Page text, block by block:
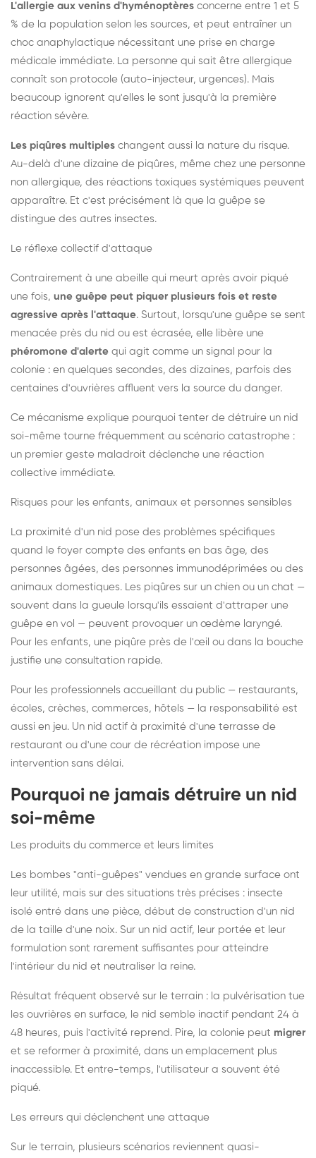
L'allergie aux venins d'hyménoptères concerne entre 1 et 5
% de la population selon les sources, et peut entraîner un
choc anaphylactique nécessitant une prise en charge
médicale immédiate. La personne qui sait être allergique
connaît son protocole (auto-injecteur, urgences). Mais
beaucoup ignorent qu'elles le sont jusqu'à la première
réaction sévère.
Les piqûres multiples changent aussi la nature du risque.
Au-delà d'une dizaine de piqûres, même chez une personne
non allergique, des réactions toxiques systémiques peuvent
apparaître. Et c'est précisément là que la guêpe se
distingue des autres insectes.
Le réflexe collectif d'attaque
Contrairement à une abeille qui meurt après avoir piqué
une fois, une guêpe peut piquer plusieurs fois et reste
agressive après l'attaque. Surtout, lorsqu'une guêpe se sent
menacée près du nid ou est écrasée, elle libère une
phéromone d'alerte qui agit comme un signal pour la
colonie : en quelques secondes, des dizaines, parfois des
centaines d'ouvrières affluent vers la source du danger.
Ce mécanisme explique pourquoi tenter de détruire un nid
soi-même tourne fréquemment au scénario catastrophe :
un premier geste maladroit déclenche une réaction
collective immédiate.
Risques pour les enfants, animaux et personnes sensibles
La proximité d'un nid pose des problèmes spécifiques
quand le foyer compte des enfants en bas âge, des
personnes âgées, des personnes immunodéprimées ou des
animaux domestiques. Les piqûres sur un chien ou un chat —
souvent dans la gueule lorsqu'ils essaient d'attraper une
guêpe en vol — peuvent provoquer un œdème laryngé.
Pour les enfants, une piqûre près de l'œil ou dans la bouche
justifie une consultation rapide.
Pour les professionnels accueillant du public — restaurants,
écoles, crèches, commerces, hôtels — la responsabilité est
aussi en jeu. Un nid actif à proximité d'une terrasse de
restaurant ou d'une cour de récréation impose une
intervention sans délai.
Pourquoi ne jamais détruire un nid
soi-même
Les produits du commerce et leurs limites
Les bombes "anti-guêpes" vendues en grande surface ont
leur utilité, mais sur des situations très précises : insecte
isolé entré dans une pièce, début de construction d'un nid
de la taille d'une noix. Sur un nid actif, leur portée et leur
formulation sont rarement suffisantes pour atteindre
l'intérieur du nid et neutraliser la reine.
Résultat fréquent observé sur le terrain : la pulvérisation tue
les ouvrières en surface, le nid semble inactif pendant 24 à
48 heures, puis l'activité reprend. Pire, la colonie peut migrer
et se reformer à proximité, dans un emplacement plus
inaccessible. Et entre-temps, l'utilisateur a souvent été
piqué.
Les erreurs qui déclenchent une attaque
Sur le terrain, plusieurs scénarios reviennent quasi-